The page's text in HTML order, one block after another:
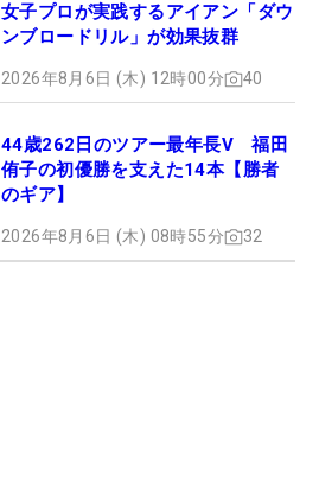
女子プロが実践するアイアン「ダウ
ンブロードリル」が効果抜群
2026年8月6日 (木) 12時00分 40
44歳262日のツアー最年長V 福田
侑子の初優勝を支えた14本【勝者
のギア】
2026年8月6日 (木) 08時55分 32